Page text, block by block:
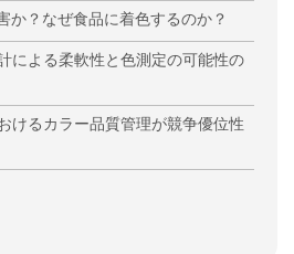
か？なぜ食品に着色するのか？
による柔軟性と色測定の可能性の
けるカラー品質管理が競争優位性